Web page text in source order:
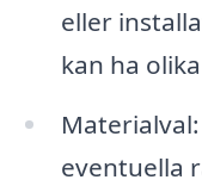
eller
kan ha
eventuella